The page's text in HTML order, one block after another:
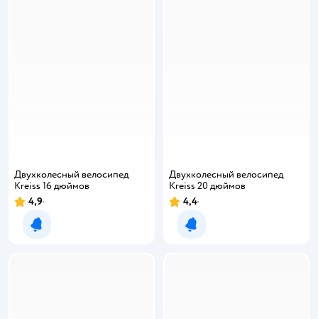
Двухколесный велосипед
Kreiss 16 дюймов
4,9
Уведомить о появлении
Двухколесный велосипед
Kreiss 20 дюймов
4,4
Уведомить о появлении